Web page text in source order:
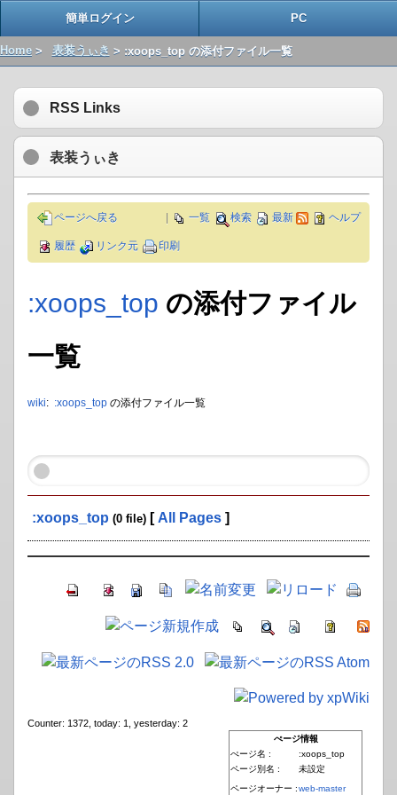
簡単ログイン PC
Home > 表装うぃき > :xoops_top の添付ファイル一覧
RSS Links
表装うぃき
一覧 検索 最新 ヘルプ
ページへ戻る
履歴 リンク元 印刷
:xoops_top の添付ファイル
一覧
wiki: :xoops_top の添付ファイル一覧
:xoops_top (0 file) [ All Pages ]
ぺージ情報
ぺージ名 :
:xoops_top
ページ別名 :
未設定
ページオーナー :web-master
Counter: 1372, today: 1, yesterday: 2